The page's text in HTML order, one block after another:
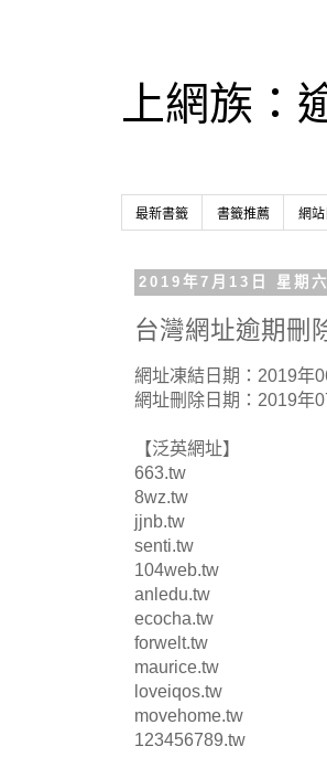
上網族：
最新書籤 書籤推薦 網
2019年7月13日 星期六
台灣網址逾期刪
網址凍結日期：2019年
網址刪除日期：2019年
【泛英網址】
663.tw
8wz.tw
jjnb.tw
senti.tw
104web.tw
anledu.tw
ecocha.tw
forwelt.tw
maurice.tw
loveiqos.tw
movehome.tw
123456789.tw